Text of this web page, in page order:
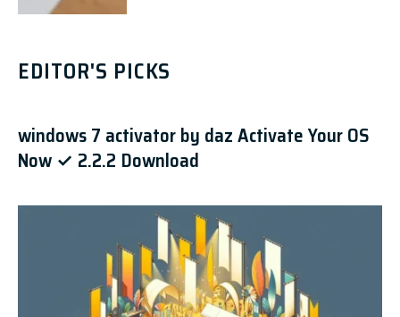
EDITOR'S PICKS
windows 7 activator by daz Activate Your OS
Now ✓ 2.2.2 Download